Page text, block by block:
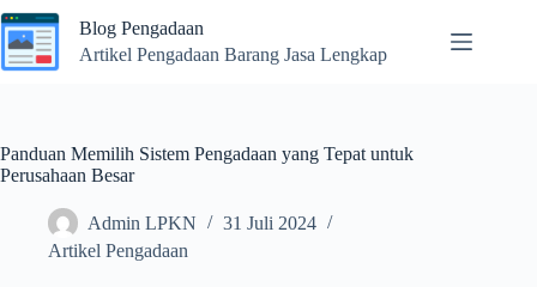
Skip
to
content
Blog Pengadaan
Artikel Pengadaan Barang Jasa Lengkap
Panduan Memilih Sistem Pengadaan yang Tepat untuk
Perusahaan Besar
Admin LPKN
31 Juli 2024
Artikel Pengadaan